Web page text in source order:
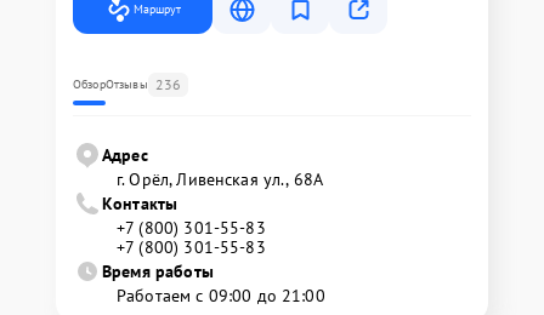
Маршрут
ОбзорОтзывы 236
Адрес
г. Орёл, Ливенская ул., 68А
Контакты
+7 (800) 301-55-83
+7 (800) 301-55-83
Время работы
Работаем с 09:00 до 21:00